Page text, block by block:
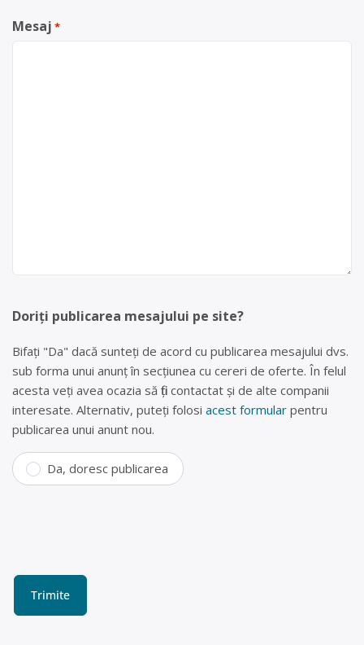
Mesaj *
Doriți publicarea mesajului pe site?
Bifați "Da" dacă sunteți de acord cu publicarea mesajului dvs.
sub forma unui anunț în secțiunea cu cereri de oferte. În felul
acesta veți avea ocazia să fiți contactat și de alte companii
interesate. Alternativ, puteți folosi acest formular pentru
publicarea unui anunt nou.
Da, doresc publicarea